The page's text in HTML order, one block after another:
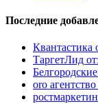
Последние
Квантастика
ТаргетЛид
oro